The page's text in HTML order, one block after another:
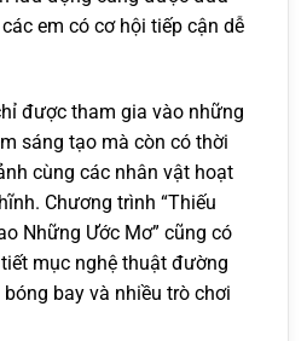
em có cơ hội tiếp cận dễ
được tham gia vào những
sáng tạo mà còn có thời
cùng các nhân vật hoạt
Chương trình “Thiếu
Những Ước Mơ” cũng có
mục nghệ thuật đường
bay và nhiều trò chơi